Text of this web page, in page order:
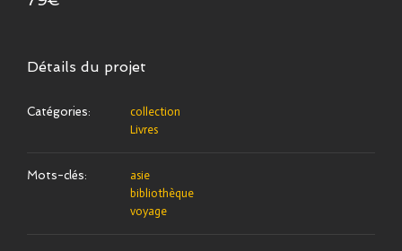
Détails du projet
Catégories:
collection
Livres
Mots-clés:
asie
bibliothèque
voyage